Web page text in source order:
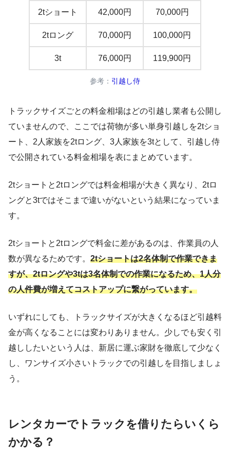
2tショート 42,000円 70,000円
2tロング 70,000円 100,000円
3t 76,000円 119,900円
参考： 引越し侍
トラックサイズごとの料金相場はどの引越し業者も公開し
ていませんので、ここでは荷物が多い単身引越しを2tショ
ート、2人家族を2tロング、3人家族を3tとして、引越し侍
で公開されている料金相場を表にまとめています。
2tショートと2tロングでは料金相場が大きく異なり、2tロ
ングと3tではそこまで違いがないという結果になっていま
す。
2tショートと2tロングで料金に差があるのは、作業員の人
数が異なるためです。 2tショートは2名体制で作業できま
すが、2tロングや3tは3名体制での作業になるため、1人分
の人件費が増えてコストアップに繋がっています。
いずれにしても、トラックサイズが大きくなるほど引越料
金が高くなることには変わりありません。少しでも安く引
越ししたいという人は、新居に運ぶ家財を徹底して少なく
し、ワンサイズ小さいトラックでの引越しを目指しましょ
う。
レンタカーでトラックを借りたらいくら
かかる？